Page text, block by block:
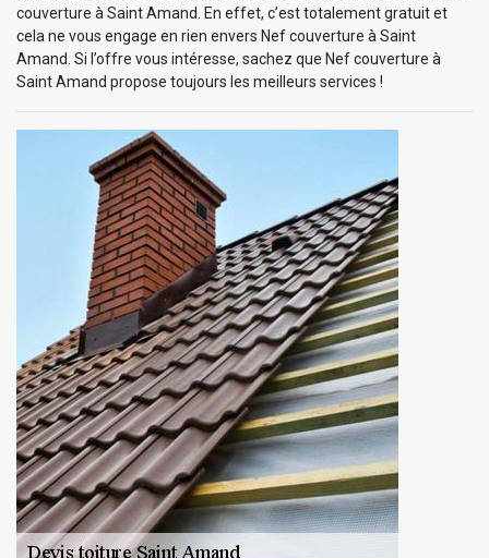
couverture à Saint Amand. En effet, c’est totalement gratuit et
cela ne vous engage en rien envers Nef couverture à Saint
Amand. Si l’offre vous intéresse, sachez que Nef couverture à
Saint Amand propose toujours les meilleurs services !